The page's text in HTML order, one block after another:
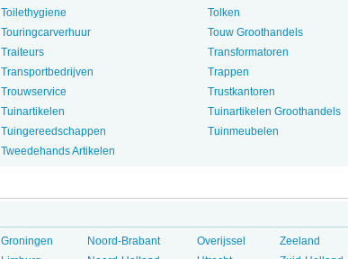
Toilethygiene
Touringcarverhuur
Traiteurs
Transportbedrijven
Trouwservice
Tuinartikelen
Tuingereedschappen
Tweedehands Artikelen
Tolken
Touw Groothandels
Transformatoren
Trappen
Trustkantoren
Tuinartikelen Groothandels
Tuinmeubelen
Groningen
Noord-Brabant
Overijssel
Zeeland